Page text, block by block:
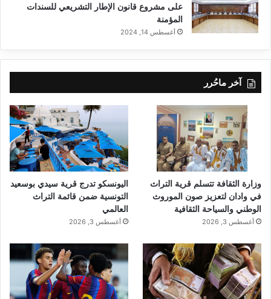
على مشروع قانون الإطار التشريعي للسندات
المؤمنة
أغسطس 14, 2024
آخر ماحُرر
وزارة الثقافة تتسلم قرية التراث
في وادان لتعزيز صون الموروث
الوطني والسياحة الثقافية
أغسطس 3, 2026
اليونسكو تدرج قرية سيدي بوسعيد
التونسية ضمن قائمة التراث
العالمي
أغسطس 3, 2026